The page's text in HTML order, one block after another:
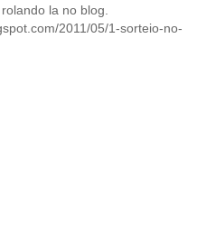
la no blog.
2011/05/1-sorteio-no-